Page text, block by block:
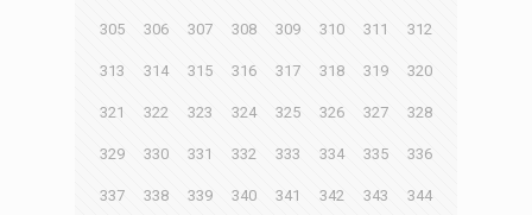
305 306 307 308 309 310 311 312
313 314 315 316 317 318 319 320
321 322 323 324 325 326 327 328
329 330 331 332 333 334 335 336
337 338 339 340 341 342 343 344